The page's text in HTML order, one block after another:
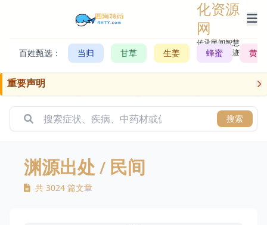
化资源
网
传承民间智慧，
记录历史轨迹
百姓甄选： 当归 甘草 生姜 蜂蜜 黄芪
重要声明
搜索
渊源出处/ 民间
共 3024 篇文章